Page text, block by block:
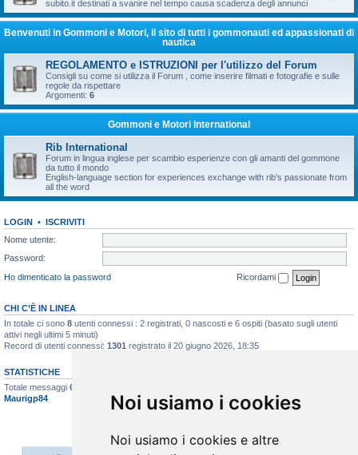
Noi usiamo i cookies
Noi usiamo i cookies e altre
subito.it destinati a svanire nel tempo causa scadenza degli annunci
Benvenuti in Gommoni e Motori, il sito di tutti i gommonauti ed appassionati di
nautica
REGOLAMENTO e ISTRUZIONI per l'utilizzo del Forum
Consigli su come si utilizza il Forum , come inserire filmati e fotografie e sulle
regole da rispettare
Argomenti: 6
Gommoni e Motori International
Rib International
Forum in lingua inglese per scambio esperienze con gli amanti del gommone
da tutto il mondo
English-language section for experiences exchange with rib's passionate from
all the word
LOGIN •
ISCRIVITI
Nome utente:
Password:
Ho dimenticato la password
Ricordami
CHI C’È IN LINEA
In totale ci sono 8 utenti connessi : 2 registrati, 0 nascosti e 6 ospiti (basato sugli utenti
attivi negli ultimi 5 minuti)
Record di utenti connessi: 1301 registrato il 20 giugno 2026, 18:35
STATISTICHE
Totale messaggi 6627
Maurigp84